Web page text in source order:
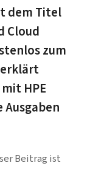
dem Titel
Cloud
zum
HPE
Beitrag ist